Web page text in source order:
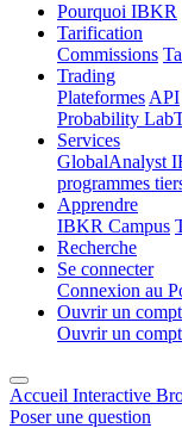
Pourquoi IBKR
Tarification
Commissions
Trading
Plateformes API
Probability Lab
Services
GlobalAnalyst
programmes
Apprendre
IBKR Campus
Recherche
Se connecter
Connexion au
Ouvrir un
Ouvrir un
Accueil Interactive
Poser une question